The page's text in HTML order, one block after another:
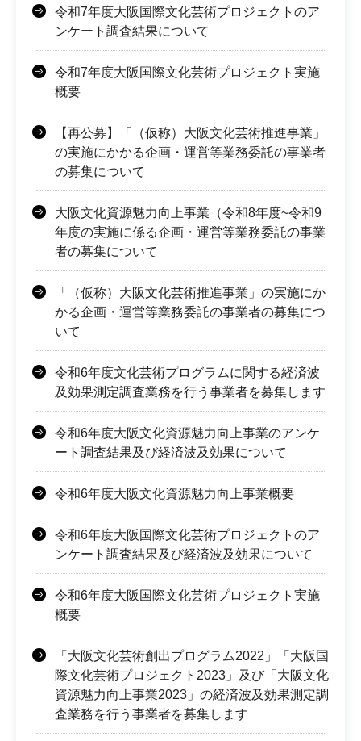
令和7年度大阪国際文化芸術プロジェクトのア
ンケート調査結果について
令和7年度大阪国際文化芸術プロジェクト実施
概要
【再公募】「（仮称）大阪文化芸術推進事業」
の実施にかかる企画・運営等業務委託の事業者
の募集について
大阪文化資源魅力向上事業（令和8年度~令和9
年度の実施に係る企画・運営等業務委託の事業
者の募集について
「（仮称）大阪文化芸術推進事業」の実施にか
かる企画・運営等業務委託の事業者の募集につ
いて
令和6年度文化芸術プログラムに関する経済波
及効果測定調査業務を行う事業者を募集します
令和6年度大阪文化資源魅力向上事業のアンケ
ート調査結果及び経済波及効果について
令和6年度大阪文化資源魅力向上事業概要
令和6年度大阪国際文化芸術プロジェクトのア
ンケート調査結果及び経済波及効果について
令和6年度大阪国際文化芸術プロジェクト実施
概要
「大阪文化芸術創出プログラム2022」「大阪国
際文化芸術プロジェクト2023」及び「大阪文化
資源魅力向上事業2023」の経済波及効果測定調
査業務を行う事業者を募集します